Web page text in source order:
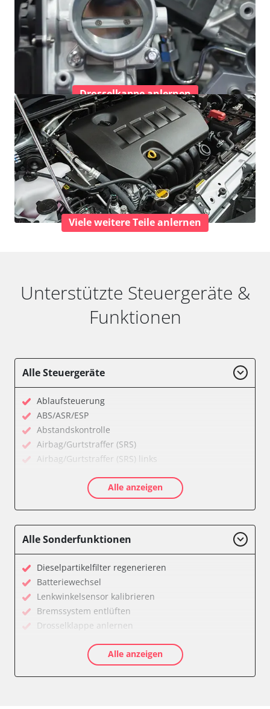
Drosselkappe anlernen
Viele weitere Teile anlernen
Unterstützte Steuergeräte &
Funktionen
Alle Steuergeräte
Ablaufsteuerung
ABS/ASR/ESP
Abstandskontrolle
Airbag/Gurtstraffer (SRS)
Airbag/Gurtstraffer (SRS) links
Allradelektronik
Anhängersteuergerät
Bremskraftverstärker
Diagnoseschnittstelle (EOBD/OBDII)
Differentialsperre
Einparkhilfe
Einparkhilfe Lenkhilfe
Fahrtrichtungskamera
Fernlichtassistent
Feststellbremse (EPB / SBC)
Alle anzeigen
Alle Sonderfunktionen
Dieselpartikelfilter regenerieren
Batteriewechsel
Lenkwinkelsensor kalibrieren
Bremssystem entlüften
Drosselklappe anlernen
Luftmassenmesser anlernen
Kraftstofftank entleeren
Alle anzeigen